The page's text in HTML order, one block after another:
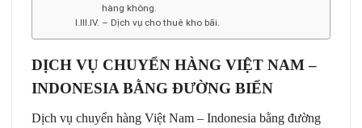
hàng không.
– Dịch vụ cho thuê kho bãi.
DỊCH VỤ CHUYỂN HÀNG VIỆT NAM –
INDONESIA BẰNG ĐƯỜNG BIỂN
Dịch vụ chuyển hàng Việt Nam – Indonesia bằng đường